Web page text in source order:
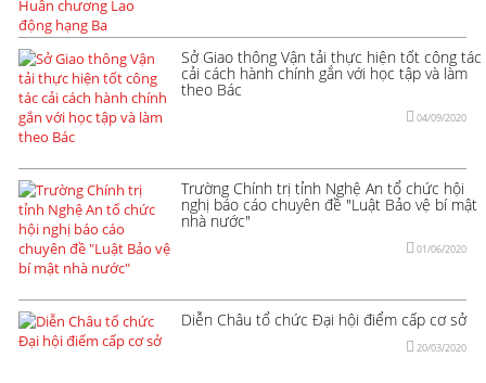
Sở Giao thông Vận tải thực hiện tốt công tác
cải cách hành chính gắn với học tập và làm
theo Bác
04/09/2020
Trường Chính trị tỉnh Nghệ An tổ chức hội
nghị báo cáo chuyên đề "Luật Bảo vệ bí mật
nhà nước"
01/06/2020
Diễn Châu tổ chức Đại hội điểm cấp cơ sở
20/03/2020